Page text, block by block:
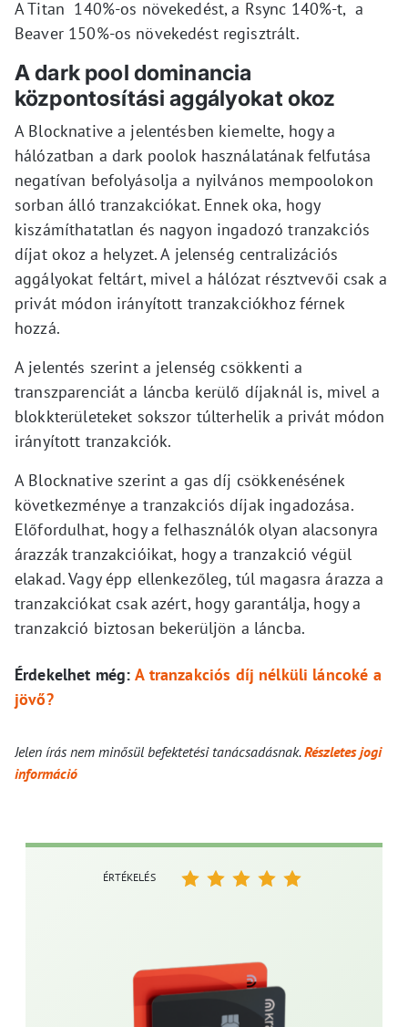
A Titan 140%-os növekedést, a Rsync 140%-t, a
Beaver 150%-os növekedést regisztrált.
A dark pool dominancia
központosítási aggályokat okoz
A Blocknative a jelentésben kiemelte, hogy a
hálózatban a dark poolok használatának felfutása
negatívan befolyásolja a nyilvános mempoolokon
sorban álló tranzakciókat. Ennek oka, hogy
kiszámíthatatlan és nagyon ingadozó tranzakciós
díjat okoz a helyzet. A jelenség centralizációs
aggályokat feltárt, mivel a hálózat résztvevői csak a
privát módon irányított tranzakciókhoz férnek
hozzá.
A jelentés szerint a jelenség csökkenti a
transzparenciát a láncba kerülő díjaknál is, mivel a
blokkterületeket sokszor túlterhelik a privát módon
irányított tranzakciók.
A Blocknative szerint a gas díj csökkenésének
következménye a tranzakciós díjak ingadozása.
Előfordulhat, hogy a felhasználók olyan alacsonyra
árazzák tranzakcióikat, hogy a tranzakció végül
elakad. Vagy épp ellenkezőleg, túl magasra árazza a
tranzakciókat csak azért, hogy garantálja, hogy a
tranzakció biztosan bekerüljön a láncba.
Érdekelhet még: A tranzakciós díj nélküli láncoké a
jövő?
Jelen írás nem minősül befektetési tanácsadásnak.Részletes jogi
információ
ÉRTÉKELÉS